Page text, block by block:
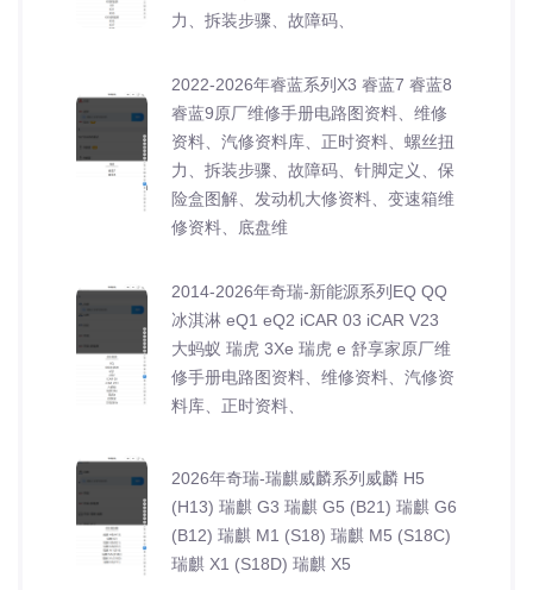
力、拆装步骤、故障码、
2022-2026年睿蓝系列X3 睿蓝7 睿蓝8
睿蓝9原厂维修手册电路图资料、维修
资料、汽修资料库、正时资料、螺丝扭
力、拆装步骤、故障码、针脚定义、保
险盒图解、发动机大修资料、变速箱维
修资料、底盘维
2014-2026年奇瑞-新能源系列EQ QQ
冰淇淋 eQ1 eQ2 iCAR 03 iCAR V23
大蚂蚁 瑞虎 3Xe 瑞虎 e 舒享家原厂维
修手册电路图资料、维修资料、汽修资
料库、正时资料、
2026年奇瑞-瑞麒威麟系列威麟 H5
(H13) 瑞麒 G3 瑞麒 G5 (B21) 瑞麒 G6
(B12) 瑞麒 M1 (S18) 瑞麒 M5 (S18C)
瑞麒 X1 (S18D) 瑞麒 X5